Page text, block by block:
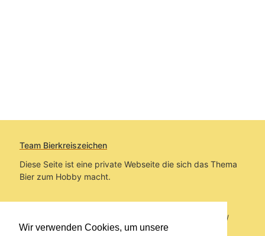
Wir verwenden Cookies, um unsere
Team Bierkreiszeichen
Diese Seite ist eine private Webseite die sich das Thema
Bier zum Hobby macht.
Sie befinden sich auf https://www.bierkreiszeichen.at/